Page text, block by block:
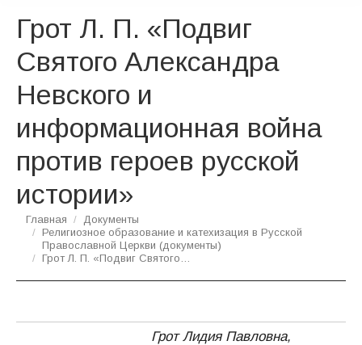
Грот Л. П. «Подвиг
Святого Александра
Невского и
информационная война
против героев русской
истории»
Вы здесь:
Главная
Документы
Религиозное образование и катехизация в Русской
Православной Церкви (документы)
Грот Л. П. «Подвиг Святого…
Грот Лидия Павловна,